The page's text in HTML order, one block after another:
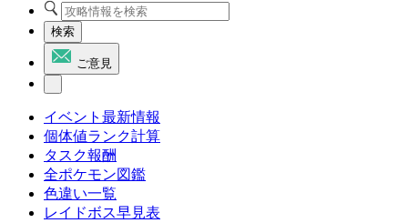
検索
ご意見
イベント最新情報
個体値ランク計算
タスク報酬
全ポケモン図鑑
色違い一覧
レイドボス早見表